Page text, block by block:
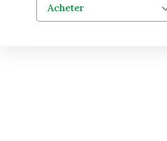
Acheter